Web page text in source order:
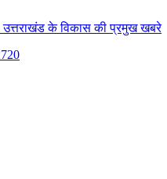
के विकास की प्रमुख खबरे